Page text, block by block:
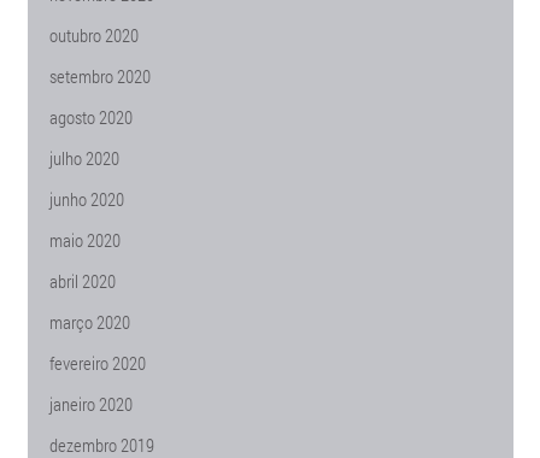
outubro 2020
setembro 2020
agosto 2020
julho 2020
junho 2020
maio 2020
abril 2020
março 2020
fevereiro 2020
janeiro 2020
dezembro 2019